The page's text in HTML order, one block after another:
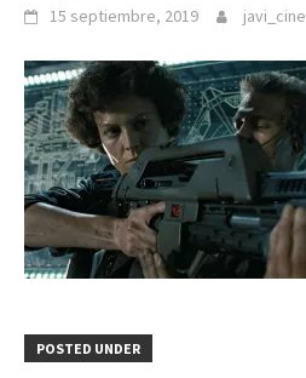
15 septiembre, 2019 javi_cine
POSTED UNDER